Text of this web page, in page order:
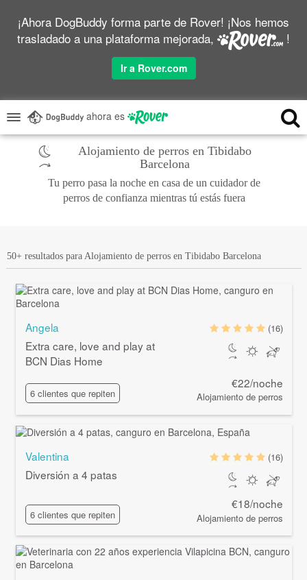
¡Ahora DogBuddy forma parte de Rover! ¡Nos hemos
trasladado a una plataforma mejorada,
!
Ir a Rover.com
ahora es
Alojamiento de perros en Tibidabo
Barcelona
Tu perro pasa la noche en casa de un cuidador de
perros de confianza mientras tú estás fuera
50+ resultados para Alojamiento de perros en Tibidabo Barcelona
Angela
Extra care, love and play at
BCN Dias Home
6 clientes que repiten
(16)
€22/noche
Alojamiento de perros
Valentina
Diversión a 4 patas
6 clientes que repiten
(16)
€18/noche
Alojamiento de perros